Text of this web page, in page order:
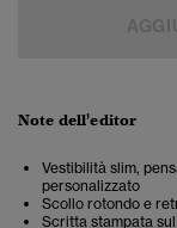
Note dell'editor
Vestibilità slim,
personalizzato
Scollo rotondo e
Scritta stampata